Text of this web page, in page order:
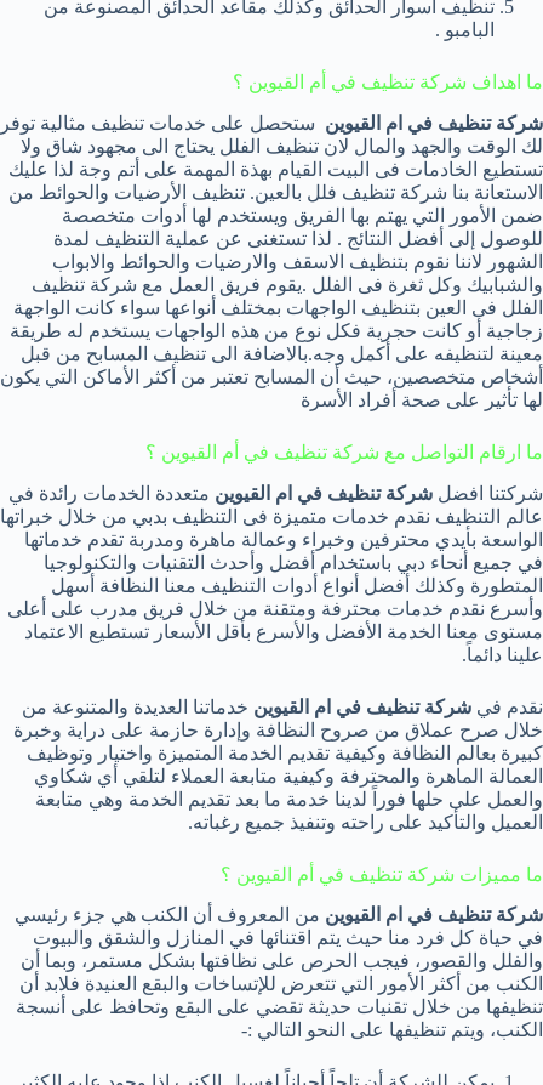
تنظيف أسوار الحدائق وكذلك مقاعد الحدائق المصنوعة من
البامبو .
ما اهداف شركة تنظيف في أم القيوين ؟
شركة تنظيف في ام القيوين ستحصل على خدمات تنظيف مثالية توفر
لك الوقت والجهد والمال لان تنظيف الفلل يحتاج الى مجهود شاق ولا
تستطيع الخادمات فى البيت القيام بهذة المهمة على أتم وجة لذا عليك
الاستعانة بنا شركة تنظيف فلل بالعين. تنظيف الأرضيات والحوائط من
ضمن الأمور التي يهتم بها الفريق ويستخدم لها أدوات متخصصة
للوصول إلى أفضل النتائج . لذا تستغنى عن عملية التنظيف لمدة
الشهور لاننا نقوم بتنظيف الاسقف والارضيات والحوائط والابواب
والشبابيك وكل ثغرة فى الفلل .يقوم فريق العمل مع شركة تنظيف
الفلل فى العين بتنظيف الواجهات بمختلف أنواعها سواء كانت الواجهة
زجاجية أو كانت حجرية فكل نوع من هذه الواجهات يستخدم له طريقة
معينة لتنظيفه على أكمل وجه.بالاضافة الى تنظيف المسابح من قبل
أشخاص متخصصين، حيث أن المسابح تعتبر من أكثر الأماكن التي يكون
لها تأثير على صحة أفراد الأسرة
ما ارقام التواصل مع شركة تنظيف في أم القيوين ؟
شركتنا افضل شركة تنظيف في ام القيوين متعددة الخدمات رائدة في
عالم التنظيف نقدم خدمات متميزة فى التنظيف بدبي من خلال خبراتها
الواسعة بأيدي محترفين وخبراء وعمالة ماهرة ومدربة تقدم خدماتها
في جميع أنحاء دبي باستخدام أفضل وأحدث التقنيات والتكنولوجيا
المتطورة وكذلك أفضل أنواع أدوات التنظيف معنا النظافة أسهل
وأسرع نقدم خدمات محترفة ومتقنة من خلال فريق مدرب على أعلى
مستوى معنا الخدمة الأفضل والأسرع بأقل الأسعار تستطيع الاعتماد
علينا دائماً.
نقدم في شركة تنظيف في ام القيوين خدماتنا العديدة والمتنوعة من
خلال صرح عملاق من صروح النظافة وإدارة حازمة على دراية وخبرة
كبيرة بعالم النظافة وكيفية تقديم الخدمة المتميزة واختيار وتوظيف
العمالة الماهرة والمحترفة وكيفية متابعة العملاء لتلقي أي شكاوي
والعمل على حلها فوراً لدينا خدمة ما بعد تقديم الخدمة وهي متابعة
العميل والتأكيد على راحته وتنفيذ جميع رغباته.
ما مميزات شركة تنظيف في أم القيوين ؟
شركة تنظيف في ام القيوين من المعروف أن الكنب هي جزء رئيسي
في حياة كل فرد منا حيث يتم اقتنائها في المنازل والشقق والبيوت
والفلل والقصور، فيجب الحرص على نظافتها بشكل مستمر، وبما أن
الكنب من أكثر الأمور التي تتعرض للإتساخات والبقع العنيدة فلابد أن
تنظيفها من خلال تقنيات حديثة تقضي على البقع وتحافظ على أنسجة
الكنب، ويتم تنظيفها على النحو التالي :-